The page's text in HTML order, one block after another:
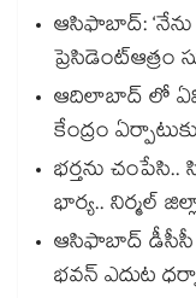
ఆసిఫాబాద్:
ప్రెసిడెంట్ఆత్రం
ఆదిలాబాద్ లో
కేంద్రం
భర్తను
భార్య.. నిర్మల్
ఆసిఫాబాద్ డీసీసీ
భవన్ ఎదుట